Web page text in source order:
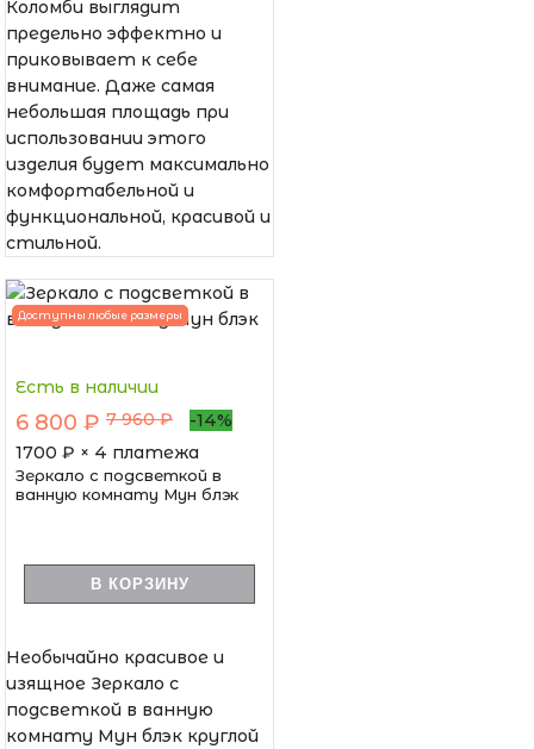
Коломби выглядит
предельно эффектно и
приковывает к себе
внимание. Даже самая
небольшая площадь при
использовании этого
изделия будет максимально
комфортабельной и
функциональной, красивой и
стильной.
Доступны любые размеры
Есть в наличии
6 800 ₽ 7 960 ₽
-14%
1700 ₽ × 4 платежа
Зеркало с подсветкой в
ванную комнату Мун блэк
В КОРЗИНУ
Необычайно красивое и
изящное Зеркало с
подсветкой в ванную
комнату Мун блэк круглой